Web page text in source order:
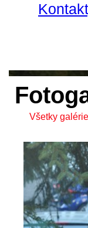
Všetky galérie